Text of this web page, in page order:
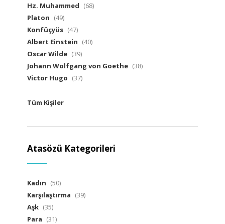
Hz. Muhammed (68)
Platon (49)
Konfüçyüs (47)
Albert Einstein (40)
Oscar Wilde (39)
Johann Wolfgang von Goethe (38)
Victor Hugo (37)
Tüm Kişiler
Atasözü Kategorileri
Kadın (50)
Karşılaştırma (39)
Aşk (35)
Para (31)